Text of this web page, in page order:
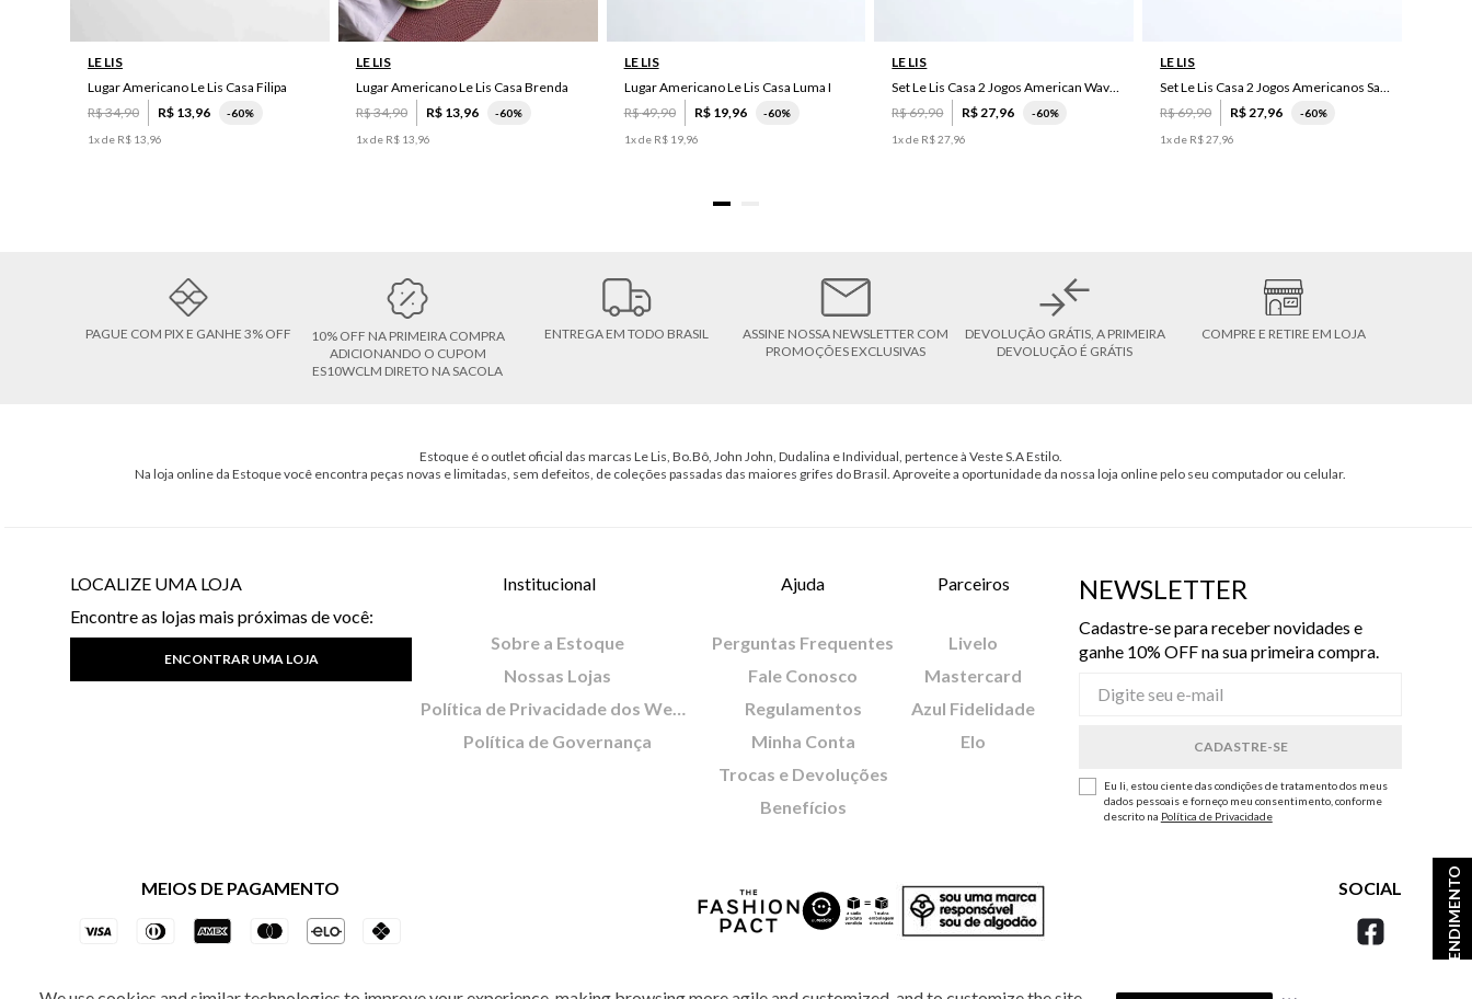
ATENDIMENTO
LE LIS
Lugar Americano Le Lis Casa Filipa
R$34,90 R$ 13,96 -60%
1x de R$ 13 96
UN
LE LIS
Lugar Americano Le Lis Casa Brenda
R$34,90 R$ 13,96 -60%
1x de R$ 13 96
LE LIS
Lugar Americano Le Lis Casa Luma I
R$49,90 R$ 19,96 -60%
1x de R$ 19, 96
LE LIS
Set Le Lis Casa 2 Jogos American Wave Green
R$69,90 R$27,96 -60%
1x de R$27 96
LE LIS
Set Le Lis Casa 2 Jogos Americanos Saruê II
R$69,90 R$27,96 -60%
1x de R$27 96
PAGUE COM PIX E GANHE 3% OFF
10% OFF NA PRIMEIRA COMPRA
ADICIONANDO O CUPOM
ES10WCLM DIRETO NA SACOLA
ENTREGA EM TODO BRASIL
ASSINE NOSSA NEWSLETTER COM
PROMOÇÕES EXCLUSIVAS
DEVOLUÇÃO GRÁTIS, A PRIMEIRA
DEVOLUÇÃO É GRÁTIS
COMPRE E RETIRE EM LOJA
Estoque é o outlet oficial das marcas Le Lis, Bo.Bô, John John, Dudalina e Individual, pertence à Veste S.A Estilo.
Na loja online da Estoque você encontra peças novas e limitadas, sem defeitos, de coleções passadas das maiores grifes do Brasil. Aproveite a oportunidade da nossa loja online pelo seu computador ou celular.
LOCALIZE UMA LOJA
Encontre as lojas mais próximas de você:
ENCONTRAR UMA LOJA
Institucional
Sobre a Estoque
Nossas Lojas
Política de Privacidade dos Websites
Política de Governança
Ajuda
Perguntas Frequentes
Fale Conosco
Regulamentos
Minha Conta
Trocas e Devoluções
Benefícios
Parceiros
Livelo
Mastercard
Azul Fidelidade
Elo
NEWSLETTER
Cadastre-se para receber novidades e
ganhe 10% OFF na sua primeira compra.
Eu li, estou ciente das condições de tratamento dos meus
dados pessoais e forneço meu consentimento, conforme
descrito na Política de Privacidade
MEIOS DE PAGAMENTO SOCIAL